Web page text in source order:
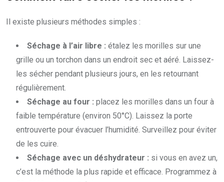
Il existe plusieurs méthodes simples :
Séchage à l’air libre : étalez les morilles sur une
grille ou un torchon dans un endroit sec et aéré. Laissez-
les sécher pendant plusieurs jours, en les retournant
régulièrement.
Séchage au four : placez les morilles dans un four à
faible température (environ 50°C). Laissez la porte
entrouverte pour évacuer l’humidité. Surveillez pour éviter
de les cuire.
Séchage avec un déshydrateur : si vous en avez un,
c’est la méthode la plus rapide et efficace. Programmez à